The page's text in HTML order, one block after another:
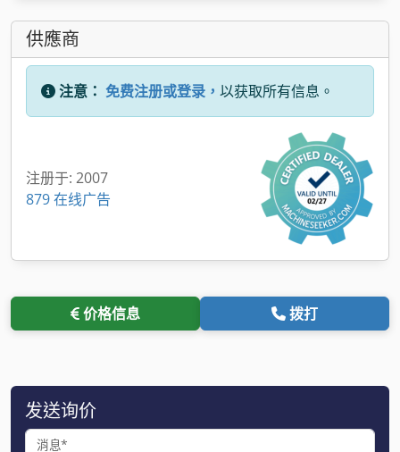
供應商
注意： 免费注册或登录， 以获取所有信息。
注册于: 2007
879 在线广告
价格信息 拨打
发送询价
消息*